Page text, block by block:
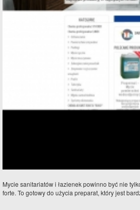
Mycie sanitariatów i łazienek powinno być nie
forte. To gotowy do użycia preparat, który jest